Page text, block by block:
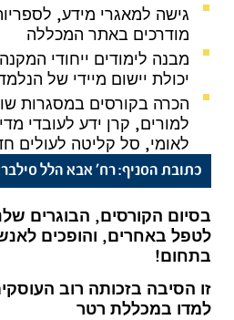
גישה למאגרי מידע,
מודרכים באתר המכללה
מבנה לימודים ייחודי
יכולת יישום מיידי של
הכרה בקורסים במסגרות
למורים, קרן ידע לעובדי
לאומי, סל קליטה לעולים
כתובת הסניף: רח' אבא הלל סילבר 71, חיפה
בסיום הקורסים, הבוגרים
לטפל באחרים, והופכים
בתחום!
למדו במכללת רטר